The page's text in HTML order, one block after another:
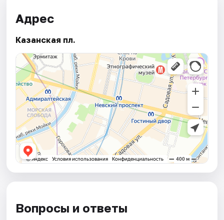
Адрес
Казанская пл.
Вопросы и ответы